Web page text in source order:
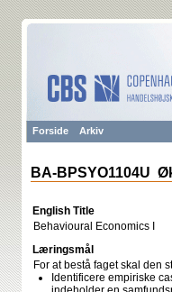
Forside Arkiv
BA-BPSYO1104U
English Title
Behavioural Economics I
Læringsmål
For at bestå faget skal den
Identificere empiriske